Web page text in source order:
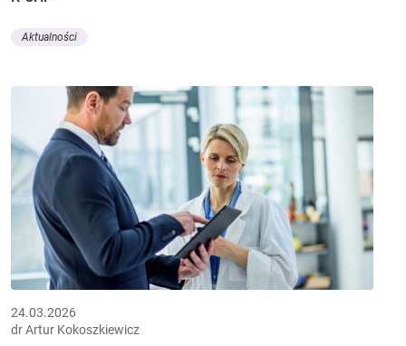
Aktualności
24.03.2026
dr Artur Kokoszkiewicz